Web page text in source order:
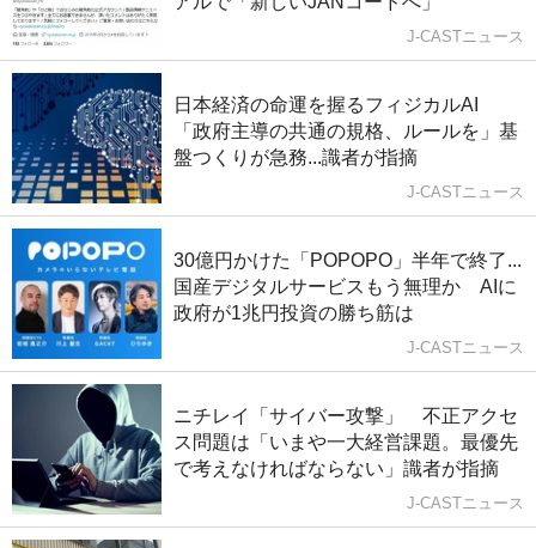
J-CASTニュース
日本経済の命運を握るフィジカルAI
「政府主導の共通の規格、ルールを」基
盤つくりが急務...識者が指摘
J-CASTニュース
30億円かけた「POPOPO」半年で終了...
国産デジタルサービスもう無理か AIに
政府が1兆円投資の勝ち筋は
J-CASTニュース
ニチレイ「サイバー攻撃」 不正アクセ
ス問題は「いまや一大経営課題。最優先
で考えなければならない」識者が指摘
J-CASTニュース